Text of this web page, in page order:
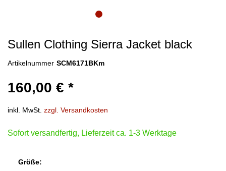
Sullen Clothing Sierra Jacket black
Artikelnummer SCM6171BKm
160,00 € *
inkl. MwSt. zzgl. Versandkosten
Sofort versandfertig, Lieferzeit ca. 1-3 Werktage
Größe: